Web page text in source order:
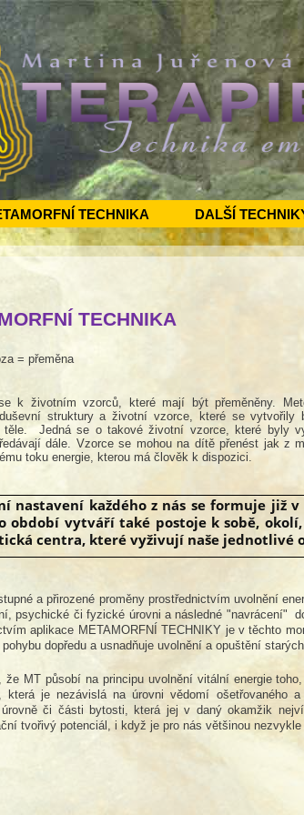
TECHNIKA
= přeměna
k životním vzorců, které mají být přeměněny.
struktury a životní vzorce, které se vytvořily
těle. Jedná se o takové životní vzorce, které byly
dále. Vzorce se mohou na dítě přenést jak z
toku energie, kterou má člověk k dispozici.
nastavení každého z nás se formuje již
období vytváří také postoje k sobě,
centra, které vyživují naše jednotlivé
a přirozené proměny prostřednictvím uvolnění
psychické či fyzické úrovni a následné "navrácení"
aplikace METAMORFNÍ TECHNIKY je v těchto
pohybu dopředu a usnadňuje uvolnění a opuštění
že MT působí na principu uvolnění vitální energie
která je nezávislá na úrovni vědomí ošetřovaného
či části bytosti, která jej v daný okamžik
tvořivý potenciál, i když je pro nás většinou nezvykle
TECHNIKA DALŠÍ